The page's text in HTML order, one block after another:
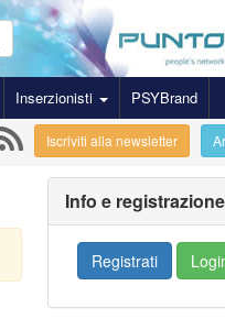
Inserzionisti PSYBrand
Iscriviti alla newsletter
Info e registrazione
Registrati